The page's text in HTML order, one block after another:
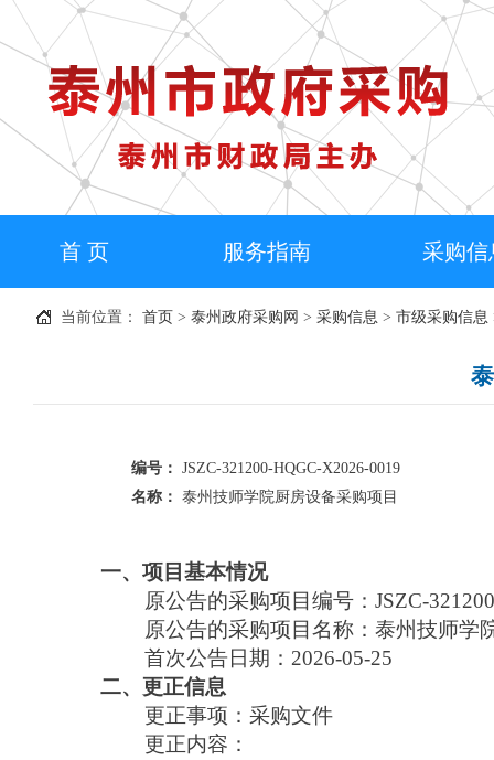
首 页 服务指南 采购信
当前位置： 首页 > 泰州政府采购网 > 采购信息 > 市级采购信息
编号： JSZC-321200-HQGC-X2026-0019
名称： 泰州技师学院厨房设备采购项目
一、项目基本情况
原公告的采购项目编号： JSZC-
原公告的采购项目名称： 泰州技师学
首次公告日期： 2026-05-25
二、更正信息
更正事项： 采购文件
更正内容：